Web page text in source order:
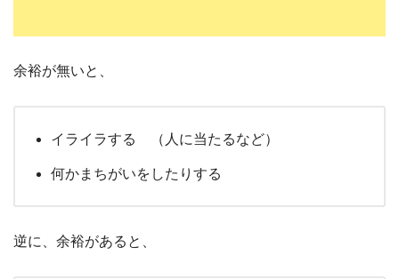
余裕が無いと、
イライラする （人に当たるなど）
何かまちがいをしたりする
逆に、余裕があると、